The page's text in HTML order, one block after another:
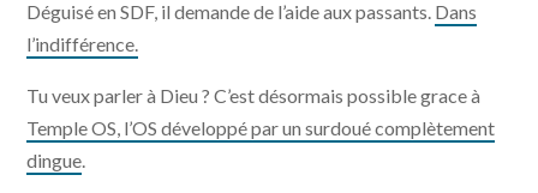
Déguisé en SDF, il demande de l’aide aux passants. Dans
l’indifférence.
Tu veux parler à Dieu ? C’est désormais possible grace à
Temple OS, l’OS développé par un surdoué complètement
dingue